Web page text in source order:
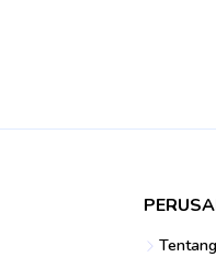
14 February 2022,